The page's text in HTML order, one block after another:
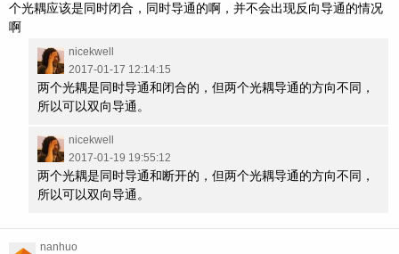
个光耦应该是同时闭合，同时导通的啊，并不会出现反向导通的情况
啊
nicekwell
2017-01-17 12:14:15
两个光耦是同时导通和闭合的，但两个光耦导通的方向不同，
所以可以双向导通。
nicekwell
2017-01-19 19:55:12
两个光耦是同时导通和断开的，但两个光耦导通的方向不同，
所以可以双向导通。
nanhuo